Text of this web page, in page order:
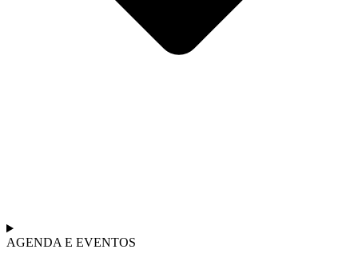
AGENDA E EVENTOS